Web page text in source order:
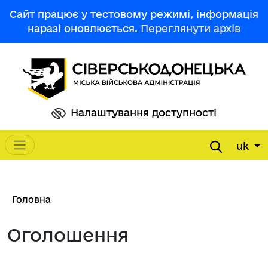
Сайт працює у тестовому режимі, інформація
наразі оновлюється. Переглянути архів
Налаштування доступності
Main navigation uk
Рядок навіґації
Головна
Оголошення